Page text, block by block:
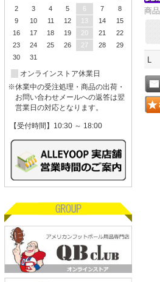
2
3 4 5 6 7
8
9
10 11 12 13 14
15
16
17 18 19 20 21
22
23
24 25 26 27 28
29
30
31
オンラインストア休業日
※休業中の受注処理・商品の出荷・
お問い合わせメールへの返答は翌
営業日の対応となります。
【受付時間】10:30 ～ 18:00
商
L